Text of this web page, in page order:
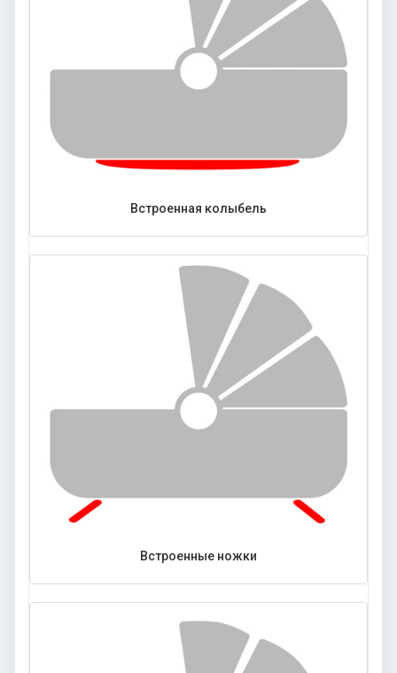
Встроенная колыбель
Встроенные ножки